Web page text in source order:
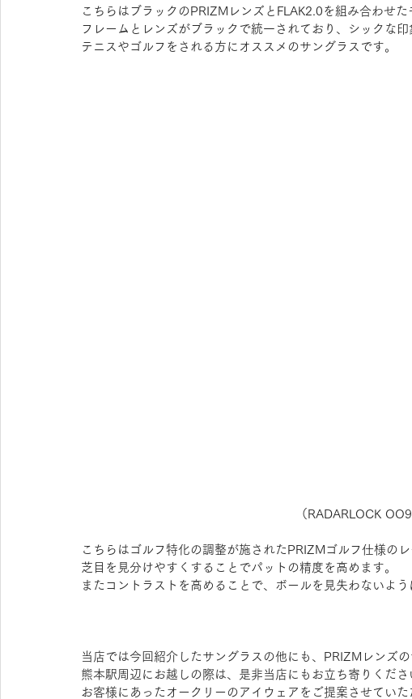
こちらはブラックのPRIZMレンズとFLAK2.0を組み合わせた
フレームとレンズがブラックで統一されており、シックな印
テニスやゴルフをされる方にオススメのサングラスです。
（RADARLOCK
こちらはゴルフ特化の調整が施されたPRIZMゴルフ仕様のレ
芝目を見分けやすくすることでパットの精度を高めます。
またコントラストを高めることで、ボールを見失わないよう
当店では今回紹介したサングラスの他にも、PRIZMレンズ
熊本駅周辺にお越しの際は、是非当店にもお立ち寄りくださ
お客様にあったオークリーのアイウェアをご提案させていた